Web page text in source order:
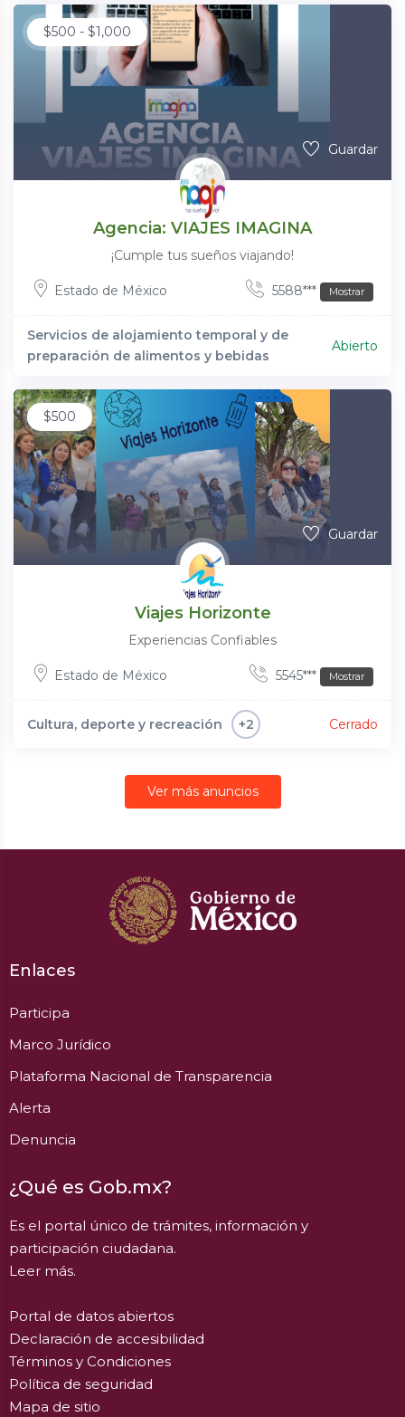
$500 - $1,000
Guardar
Agencia: VIAJES IMAGINA
¡Cumple tus sueños viajando!
Estado de México 5588*** Mostrar
Servicios de alojamiento temporal y de
preparación de alimentos y bebidas
Abierto
$500
Guardar
Viajes Horizonte
Experiencias Confiables
Estado de México 5545*** Mostrar
Cultura, deporte y recreación +2 Cerrado
Ver más anuncios
Enlaces
Participa
Marco Jurídico
Plataforma Nacional de Transparencia
Alerta
Denuncia
¿Qué es Gob.mx?
Es el portal único de trámites, información y
participación ciudadana.
Leer más.
Portal de datos abiertos
Declaración de accesibilidad
Términos y Condiciones
Política de seguridad
Mapa de sitio